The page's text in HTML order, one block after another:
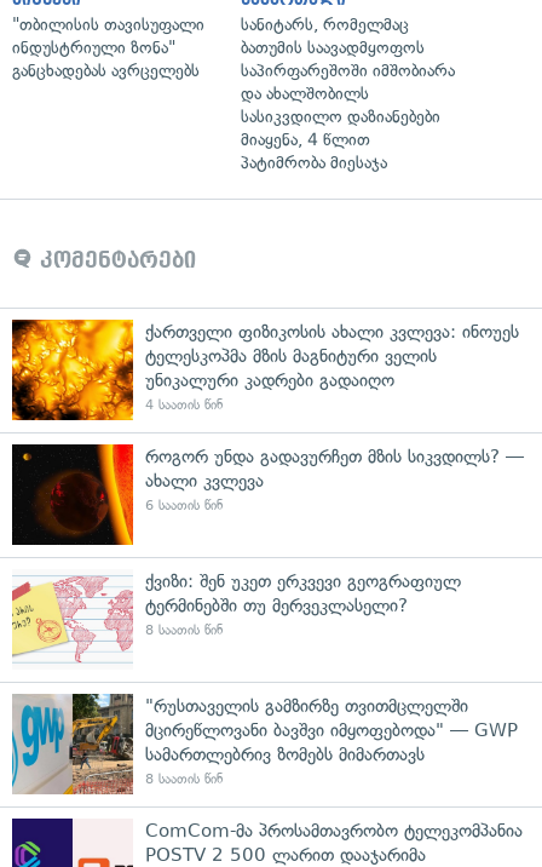
"თბილისის თავისუფალი
ინდუსტრიული ზონა"
განცხადებას ავრცელებს
სანიტარს, რომელმაც
ბათუმის საავადმყოფოს
საპირფარეშოში იმშობიარა
და ახალშობილს
სასიკვდილო დაზიანებები
მიაყენა, 4 წლით
პატიმრობა მიესაჯა
კომენტარები
ქართველი ფიზიკოსის ახალი კვლევა: ინოუეს
ტელესკოპმა მზის მაგნიტური ველის
უნიკალური კადრები გადაიღო
4 საათის წინ
როგორ უნდა გადავურჩეთ მზის სიკვდილს? —
ახალი კვლევა
6 საათის წინ
ქვიზი: შენ უკეთ ერკვევი გეოგრაფიულ
ტერმინებში თუ მერვეკლასელი?
8 საათის წინ
"რუსთაველის გამზირზე თვითმცლელში
მცირეწლოვანი ბავშვი იმყოფებოდა" — GWP
სამართლებრივ ზომებს მიმართავს
8 საათის წინ
ComCom-მა პროსამთავრობო ტელეკომპანია
POSTV 2 500 ლარით დააჯარიმა